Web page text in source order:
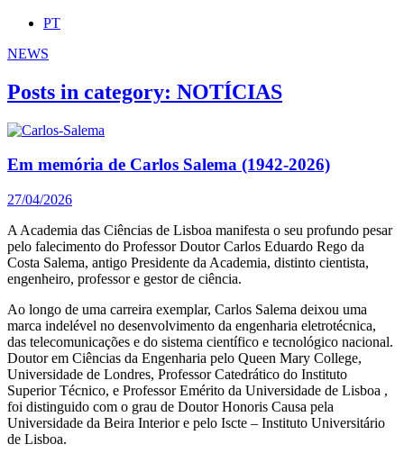
PT
NEWS
Posts in category: NOTÍCIAS
Em memória de Carlos Salema (1942-2026)
27/04/2026
A Academia das Ciências de Lisboa manifesta o seu profundo pesar
pelo falecimento do Professor Doutor Carlos Eduardo Rego da
Costa Salema, antigo Presidente da Academia, distinto cientista,
engenheiro, professor e gestor de ciência.
Ao longo de uma carreira exemplar, Carlos Salema deixou uma
marca indelével no desenvolvimento da engenharia eletrotécnica,
das telecomunicações e do sistema científico e tecnológico nacional.
Doutor em Ciências da Engenharia pelo Queen Mary College,
Universidade de Londres, Professor Catedrático do Instituto
Superior Técnico, e Professor Emérito da Universidade de Lisboa ,
foi distinguido com o grau de Doutor Honoris Causa pela
Universidade da Beira Interior e pelo Iscte – Instituto Universitário
de Lisboa.